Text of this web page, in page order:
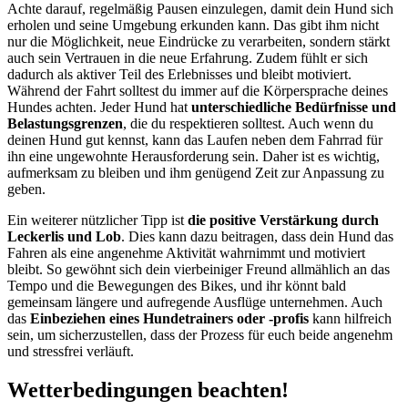
Achte darauf, regelmäßig Pausen einzulegen, damit dein Hund sich
erholen und seine Umgebung erkunden kann. Das gibt ihm nicht
nur die Möglichkeit, neue Eindrücke zu verarbeiten, sondern stärkt
auch sein Vertrauen in die neue Erfahrung. Zudem fühlt er sich
dadurch als aktiver Teil des Erlebnisses und bleibt motiviert.
Während der Fahrt solltest du immer auf die Körpersprache deines
Hundes achten. Jeder Hund hatunterschiedliche Bedürfnisse und
Belastungsgrenzen, die du respektieren solltest. Auch wenn du
deinen Hund gut kennst, kann das Laufen neben dem Fahrrad für
ihn eine ungewohnte Herausforderung sein. Daher ist es wichtig,
aufmerksam zu bleiben und ihm genügend Zeit zur Anpassung zu
geben.
Ein weiterer nützlicher Tipp istdie positive Verstärkung durch
Leckerlis und Lob. Dies kann dazu beitragen, dass dein Hund das
Fahren als eine angenehme Aktivität wahrnimmt und motiviert
bleibt. So gewöhnt sich dein vierbeiniger Freund allmählich an das
Tempo und die Bewegungen des Bikes, und ihr könnt bald
gemeinsam längere und aufregende Ausflüge unternehmen. Auch
das Einbeziehen eines Hundetrainers oder -profis kann hilfreich
sein, um sicherzustellen, dass der Prozess für euch beide angenehm
und stressfrei verläuft.
Wetterbedingungen beachten!